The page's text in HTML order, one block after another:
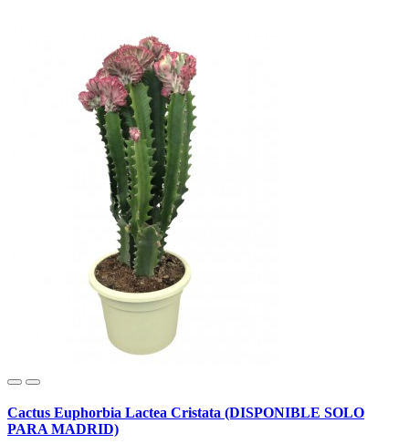
Cactus Euphorbia Lactea Cristata (DISPONIBLE SOLO
PARA MADRID)